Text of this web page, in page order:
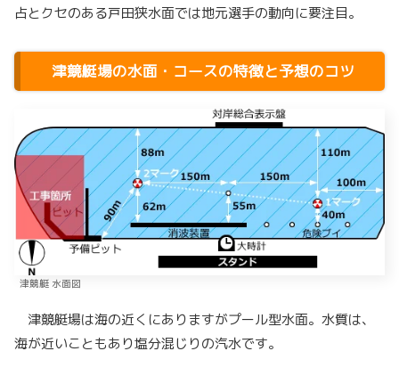
占とクセのある戸田狭水面では地元選手の動向に要注目。
津競艇場の水面・コースの特徴と予想のコツ
津競艇 水面図
津競艇場は海の近くにありますがプール型水面。水質は、
海が近いこともあり塩分混じりの汽水です。